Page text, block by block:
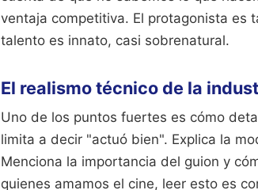
ventaja competitiva. El protagonista es
talento es innato, casi sobrenatural.
El realismo técnico de la
Uno de los puntos fuertes es cómo
limita a decir "actuó bien". Explica la
Menciona la importancia del guion y
quienes amamos el cine, leer esto es